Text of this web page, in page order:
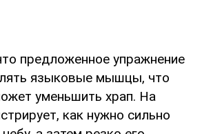
предложенное упражнение
языковые мышцы, что
уменьшить храп. На
как нужно сильно